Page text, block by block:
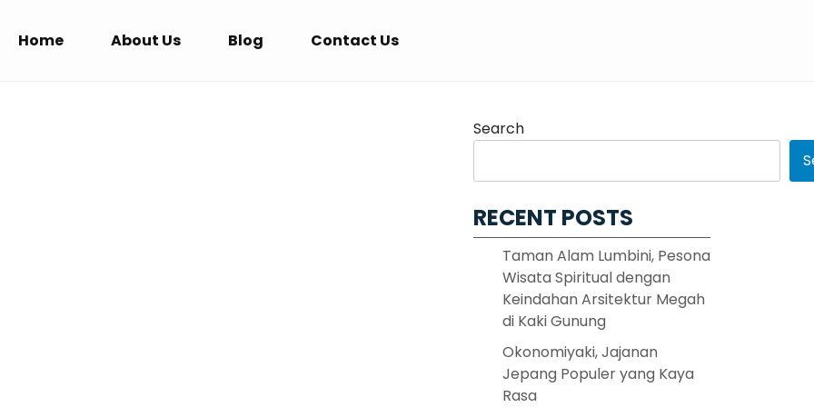
Home About Us Blog Contact Us
Search
RECENT POSTS
Taman Alam Lumbini, Pesona
Wisata Spiritual dengan
Keindahan Arsitektur Megah
di Kaki Gunung
Okonomiyaki, Jajanan
Jepang Populer yang Kaya
Rasa